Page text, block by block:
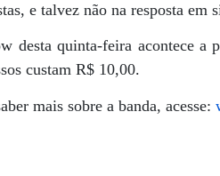
e talvez não na resposta em
desta quinta-feira acontece a
custam R$ 10,00.
mais sobre a banda, acesse: